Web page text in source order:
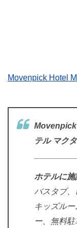
Movenpick Hotel
Movenpick
テル マクタ
ホテルに
バスタブ、
キッズルー
ー、
無料駐